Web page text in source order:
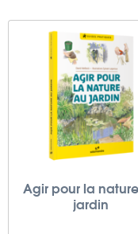
Agir pour la
jardin